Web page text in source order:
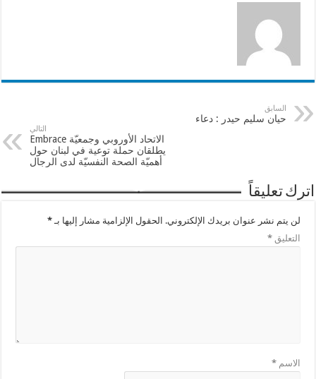
السابق
حيان سليم حيدر : دعاء
التالي
الاتحاد الأوروبي وجمعيّة Embrace
يطلقان حملة توعية في لبنان حول
أهميّة الصحة النفسيّة لدى الرجال
اترك تعليقاً
لن يتم نشر عنوان بريدك الإلكتروني. الحقول الإلزامية مشار إليها بـ*
التعليق*
الاسم*